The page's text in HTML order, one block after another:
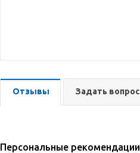
Отзывы Задать вопрос
Персональные рекомендации